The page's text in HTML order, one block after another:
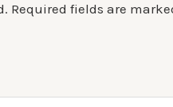
Required fields are